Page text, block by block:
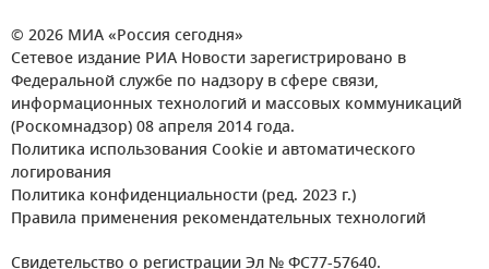
© 2026 МИА «Россия сегодня»
Сетевое издание РИА Новости зарегистрировано в
Федеральной службе по надзору в сфере связи,
информационных технологий и массовых коммуникаций
(Роскомнадзор) 08 апреля 2014 года.
Политика использования Cookie и автоматического
логирования
Политика конфиденциальности (ред. 2023 г.)
Правила применения рекомендательных технологий
Свидетельство о регистрации Эл № ФС77-57640.